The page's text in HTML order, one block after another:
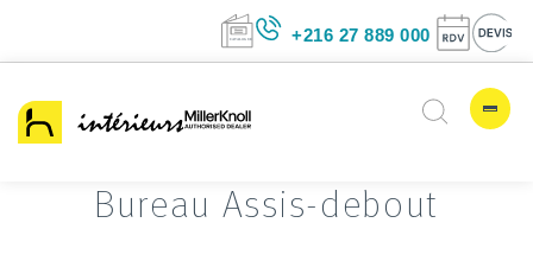
+216 27 889
Bureau Assis-debout